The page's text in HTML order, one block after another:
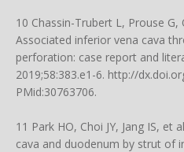
10 Chassin-Trubert L, Prouse
Associated inferior vena cava
perforation: case report and
2019;58:383.e1-6. http://
PMid:30763706.
11 Park HO, Choi JY, Jang IS,
cava and duodenum by strut of